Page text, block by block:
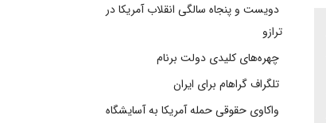
دویست و پنجاه سالگی انقلاب آمریکا در
ترازو
چهره‌های کلیدی دولت برنام
تلگراف گراهام برای ایران
واکاوی حقوقی حمله آمریکا به آسایشگاه